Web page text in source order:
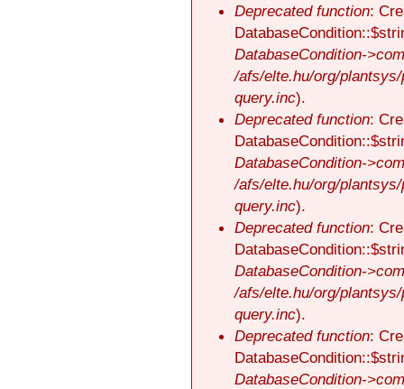
Deprecated function:
DatabaseCondition-
/afs/elte.hu/org/
query.inc).
Deprecated function:
DatabaseCondition-
/afs/elte.hu/org/
query.inc).
Deprecated function:
DatabaseCondition-
/afs/elte.hu/org/
query.inc).
Deprecated function:
DatabaseCondition-